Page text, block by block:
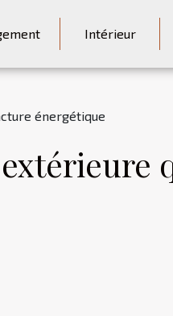
Intérieur
énergétique